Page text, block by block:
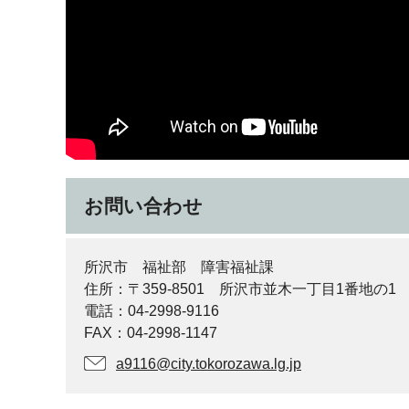
お問い合わせ
所沢市 福祉部 障害福祉課
住所：〒359-8501 所沢市並木一丁目1番地の1
電話：04-2998-9116
FAX：04-2998-1147
a9116@city.tokorozawa.lg.jp